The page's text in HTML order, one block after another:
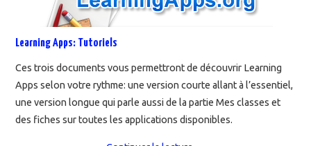
Learning Apps: Tutoriels
Ces trois documents vous permettront de découvrir Learning
Apps selon votre rythme: une version courte allant à l’essentiel,
une version longue qui parle aussi de la partie Mes classes et
des fiches sur toutes les applications disponibles.